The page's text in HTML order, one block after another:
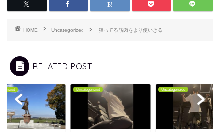
HOME Uncategorized 狙ってる筋肉をより使いきる
RELATED POST
Uncategorized Uncategorized